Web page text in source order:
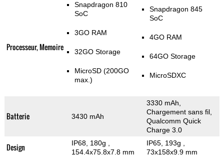
Processeur, Memoire
Snapdragon 810
SoC
3GO RAM
32GO Storage
MicroSD (200GO
max.)
Snapdragon 845
SoC
4GO RAM
64GO Storage
MicroSDXC
Batterie 3430 mAh
3330 mAh,
Chargement sans fil,
Qualcomm Quick
Charge 3.0
Design IP68, 180g
154.4x75.8x7.8 mm
IP65, 193g
73x158x9.9 mm